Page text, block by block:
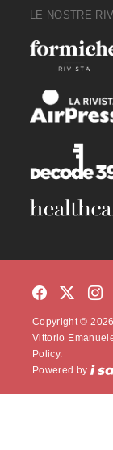
LE NOSTRE
Copyright ©
Vittorio
Policy.
Powered by